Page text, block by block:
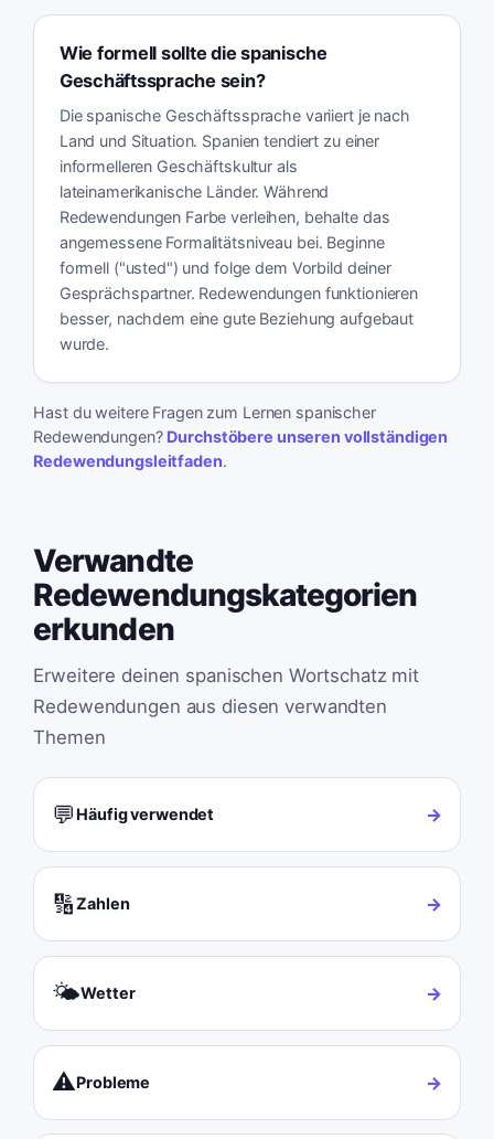
Wie formell sollte die spanische
Geschäftssprache sein?
Die spanische Geschäftssprache variiert je nach
Land und Situation. Spanien tendiert zu einer
informelleren Geschäftskultur als
lateinamerikanische Länder. Während
Redewendungen Farbe verleihen, behalte das
angemessene Formalitätsniveau bei. Beginne
formell ("usted") und folge dem Vorbild deiner
Gesprächspartner. Redewendungen funktionieren
besser, nachdem eine gute Beziehung aufgebaut
wurde.
Hast du weitere Fragen zum Lernen spanischer
Redewendungen? Durchstöbere unseren vollständigen
Redewendungsleitfaden.
Verwandte
Redewendungskategorien
erkunden
Erweitere deinen spanischen Wortschatz mit
Redewendungen aus diesen verwandten
Themen
💬 Häufig verwendet →
🔢Zahlen →
🌤️Wetter →
⚠️Probleme →